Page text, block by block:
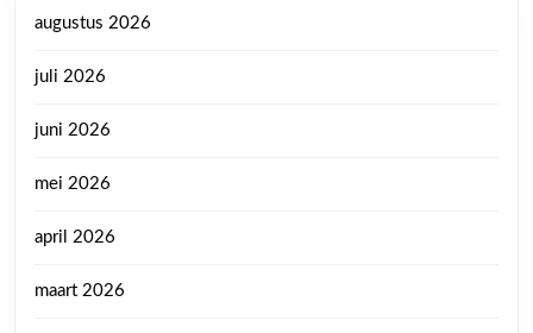
augustus 2026
juli 2026
juni 2026
mei 2026
april 2026
maart 2026